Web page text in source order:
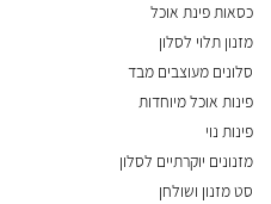
כסאות פינת אוכל
מזנון תלוי לסלון
סלונים מעוצבים מבד
פינות אוכל מיוחדות
פינות נוי
מזנונים יוקרתיים לסלון
סט מזנון ושולחן